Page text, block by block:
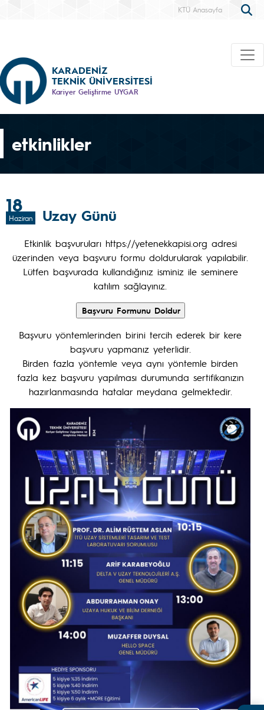
KTÜ Anasayfa
KARADENİZ
TEKNİK ÜNİVERSİTESİ
Kariyer Geliştirme UYGAR
etkinlikler
18
Haziran Uzay Günü
Etkinlik başvuruları https://yetenekkapisi.org adresi
üzerinden veya başvuru formu doldurularak yapılabilir.
Lütfen başvurada kullandığınız isminiz ile seminere
katılım sağlayınız.
Başvuru yöntemlerinden birini tercih ederek bir kere
başvuru yapmanız yeterlidir.
Birden fazla yöntemle veya aynı yöntemle birden
fazla kez başvuru yapılması durumunda sertifikanızın
hazırlanmasında hatalar meydana gelmektedir.